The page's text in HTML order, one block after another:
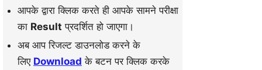
आपके द्वारा क्लिक करते ही आपके सामने परीक्षा
का Result प्रदर्शित हो जाएगा।
अब आप रिजल्ट डाउनलोड करने के
लिए Download के बटन पर क्लिक करके